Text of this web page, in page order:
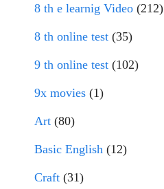
8 th e learnig Video (212)
8 th online test (35)
9 th online test (102)
9x movies (1)
Art (80)
Basic English (12)
Craft (31)